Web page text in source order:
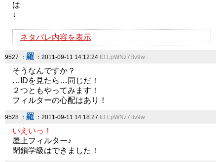
は
↓
ネタバレ内容を表示
9527 ： 羅 ：2011-09-11 14:12:24 ID:LpWNz7Bv9w
そうなんですか？
…IDを見たら…同じだ！
２つともやってみます！
フィルターの心配はあり！
9528 ： 羅 ：2011-09-11 14:18:27 ID:LpWNz7Bv9w
いえいっ！
屋上フィルター♪
閉鎖学級はできました！